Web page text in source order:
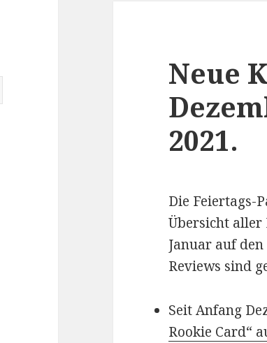
Neue
2021.
Die Feiertags-
Übersicht aller
Januar auf
Reviews sind
Seit Anfang
Rookie Card“